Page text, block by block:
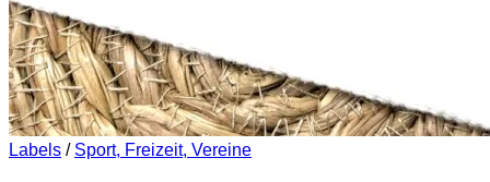
Es befinden sich keine Produkte im Warenkorb.
Zurück zum Shop
Labels / Sport, Freizeit, Vereine